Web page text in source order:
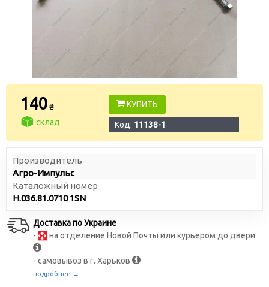
140₴
склад
КУПИТЬ
Код: 11138-1
Производитель
Агро-Импульс
Каталожный номер
Н.036.81.0710 1SN
Доставка по Украине
-
на отделение Новой Почты или курьером до двери
- самовывоз в г. Харьков
подробнее →